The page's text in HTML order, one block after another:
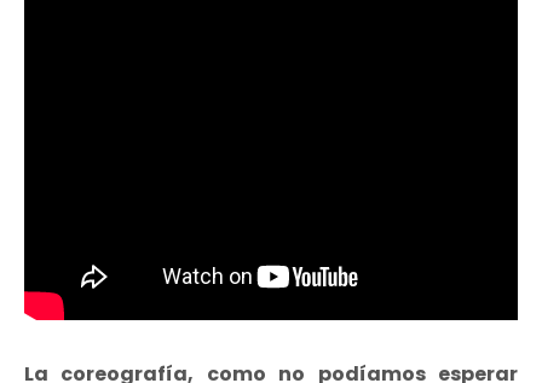
La coreografía, como no podíamos esperar